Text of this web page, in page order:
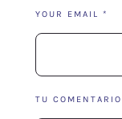
TU
YOUR EMAIL *